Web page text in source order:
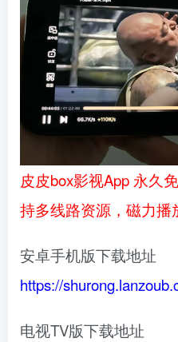
皮皮box影视App 永久
持多线路资源，磁力播
安卓手机版下载地址
https://
电视TV版下载地址